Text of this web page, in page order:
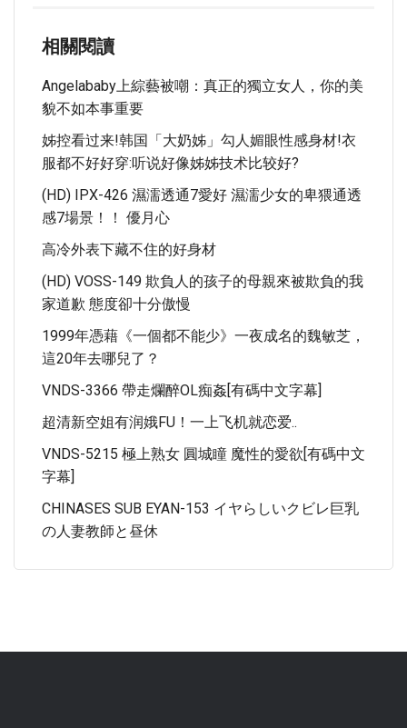
相關閱讀
Angelababy上綜藝被嘲：真正的獨立女人，你的美
貌不如本事重要
姊控看过来!韩国「大奶姊」勾人媚眼性感身材!衣
服都不好好穿:听说好像姊姊技术比较好?
(HD) IPX-426 濕濡透通7愛好 濕濡少女的卑猥通透
感7場景！！ 優月心
高冷外表下藏不住的好身材
(HD) VOSS-149 欺負人的孩子的母親來被欺負的我
家道歉 態度卻十分傲慢
1999年憑藉《一個都不能少》一夜成名的魏敏芝，
這20年去哪兒了？
VNDS-3366 帶走爛醉OL痴姦[有碼中文字幕]
超清新空姐有润娥FU！一上飞机就恋爱..
VNDS-5215 極上熟女 圓城瞳 魔性的愛欲[有碼中文
字幕]
CHINASES SUB EYAN-153 イヤらしいクビレ巨乳
の人妻教師と昼休